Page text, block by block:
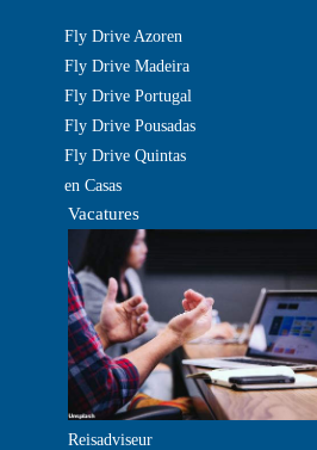
Fly Drive Azoren
Fly Drive Madeira
Fly Drive Portugal
Fly Drive Pousadas
Fly Drive Quintas
en Casas
Vacatures
Reisadviseur